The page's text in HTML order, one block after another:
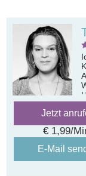
Jetzt
€ 1,99/
E-Mail